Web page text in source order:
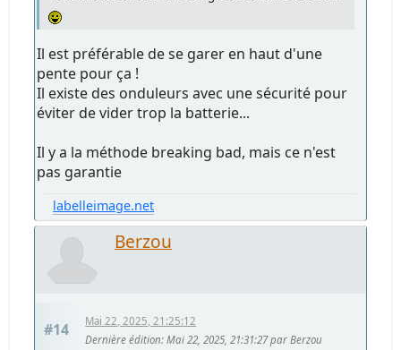
Il est préférable de se garer en haut d'une
pente pour ça !
Il existe des onduleurs avec une sécurité pour
éviter de vider trop la batterie...
Il y a la méthode breaking bad, mais ce n'est
pas garantie
labelleimage.net
Berzou
#14
Mai 22, 2025, 21:25:12
Dernière édition: Mai 22, 2025, 21:31:27 par Berzou